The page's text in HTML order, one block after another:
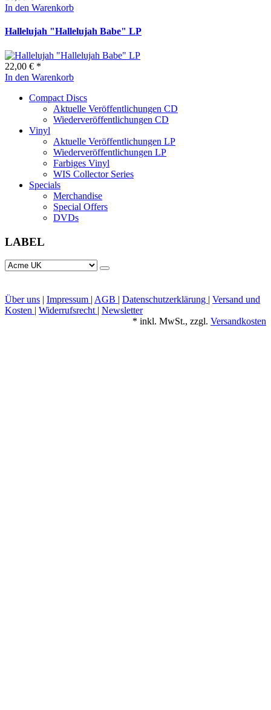
In den Warenkorb
Hallelujah "Hallelujah Babe" LP
22,00 € *
In den Warenkorb
Compact Discs
Aktuelle Veröffentlichungen CD
Wiederveröffentlichungen CD
Vinyl
Aktuelle Veröffentlichungen LP
Wiederveröffentlichungen LP
Farbiges Vinyl
WIS Collector Series
Specials
Merchandise
Special Offers
DVDs
LABEL
Über uns | Impressum | AGB | Datenschutzerklärung | Versand und
Kosten | Widerrufsrecht | Newsletter
* inkl. MwSt., zzgl. Versandkosten